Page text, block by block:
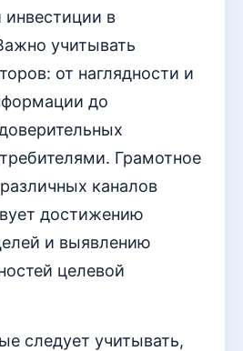
в
учитывать
от наглядности и
до
Грамотное
каналов
достижению
и выявлению
целевой
следует учитывать,